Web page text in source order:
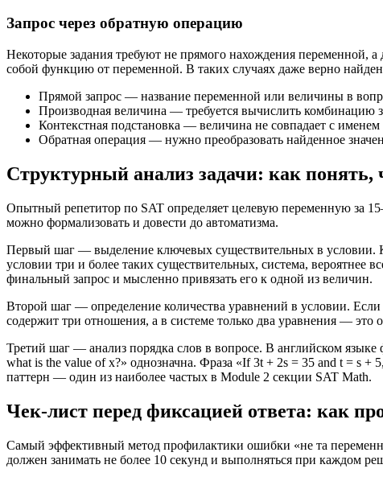
Запрос через обратную операцию
Некоторые задания требуют не прямого нахождения переменной,
собой функцию от переменной. В таких случаях даже верно
Прямой запрос — название переменной или величины в
Производная величина — требуется вычислить комбинацию
Контекстная подстановка — величина не совпадает с
Обратная операция — нужно преобразовать найденное
Структурный анализ задачи: как
Опытный репетитор по SAT определяет целевую переменную за
можно формализовать и довести до автоматизма.
Первый шаг — выделение ключевых существительных в условии.
условии три и более таких существительных, система,
финальный запрос и мысленно привязать его к одной из величин.
Второй шаг — определение количества уравнений в условии.
содержит три отношения, а в системе только два уравнения — это
Третий шаг — анализ порядка слов в вопросе. В английском
what is the value of x?» однозначна. Фраза «If 3t + 2s = 35 and t = s +
паттерн — один из наиболее частых в Module 2 секции SAT Math.
Чек-лист перед фиксацией ответа: как
Самый эффективный метод профилактики ошибки «не та
должен занимать не более 10 секунд и выполняться при каждом